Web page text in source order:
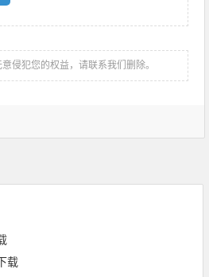
侵犯您的权益，请联系我们删除。
载